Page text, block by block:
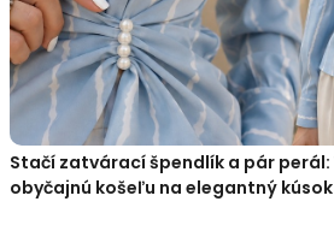
Stačí zatvárací špendlík a pár
obyčajnú košeľu na elegantný